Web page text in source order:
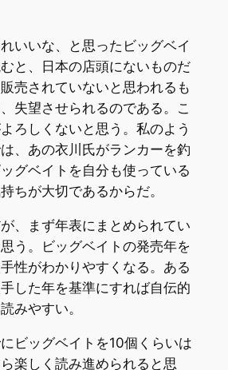
いいな、と思ったビッグベイ
と、日本の店頭にないものだ
売されていないと思われるも
失望させられるのである。こ
ろしくないと思う。私のよう
、あの衣川氏がランカーを釣
グベイトを自分も使っている
ちが大切であるからだ。
、まず年表にまとめられてい
う。ビッグベイトの発売年を
性がわかりやすくなる。ある
した年を基準にすれば自伝的
みやすい。
ビッグベイトを10個くらいは
楽しく読み進められると思